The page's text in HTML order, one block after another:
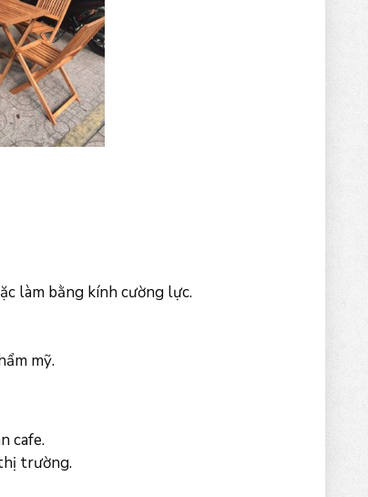
làm bằng kính cường lực.
mỹ.
cafe.
trường.